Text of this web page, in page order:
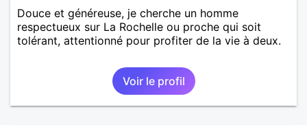
Douce et généreuse, je cherche un homme
respectueux sur La Rochelle ou proche qui soit
tolérant, attentionné pour profiter de la vie à deux.
Voir le profil